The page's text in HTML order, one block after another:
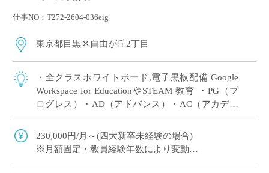
仕事NO：T272-2604-036eig
東京都目黒区自由が丘2丁目
・全クラスホワイトボード,電子黒板配備 Google
Workspace for EducationやSTEAM 教育 ・PG（プ
ログレス）・AD（アドバンス）・AC（アカデミ
230,000円/月～(四大新卒未経験の場合)
※月額固定・教員経験年数により変動